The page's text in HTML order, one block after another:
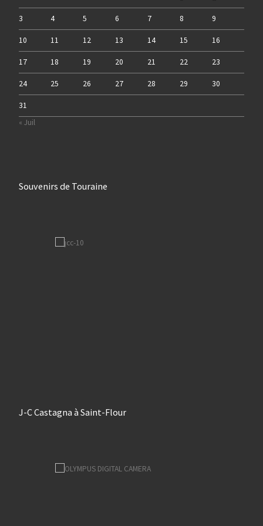
3 4 5 6 7 8 9
10 11 12 13 14 15 16
17 18 19 20 21 22 23
24 25 26 27 28 29 30
31
« Juil
Souvenirs de Touraine
J-C Castagna à Saint-Flour